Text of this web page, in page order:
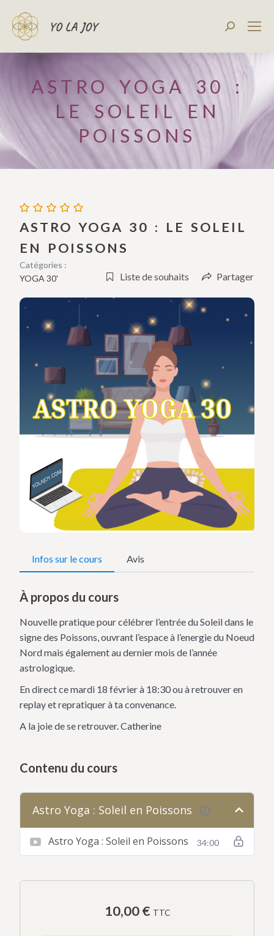
ASTRO YOGA 30 :
LE SOLEIL EN
POISSONS
ASTRO YOGA 30 : LE SOLEIL
EN POISSONS
Catégories :
YOGA 30'
Liste de souhaits Partager
Infos sur le cours Avis
À propos du cours
Nouvelle pratique pour célébrer l’entrée du Soleil dans le
signe des Poissons, ouvrant l’espace à l’energie du Noeud
Nord mais également au dernier mois de l’année
astrologique.
En direct ce mardi 18 février à 18:30 ou à retrouver en
replay et repratiquer à ta convenance.
A la joie de se retrouver. Catherine
Contenu du cours
Astro Yoga : Soleil en Poissons
Astro Yoga : Soleil en Poissons 34:00
10,00€ TTC